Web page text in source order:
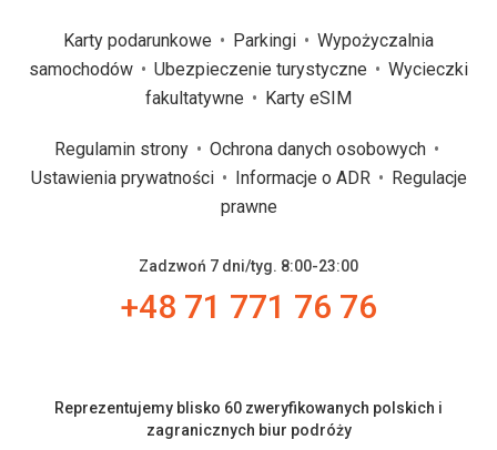
Karty podarunkowe Parkingi
Wypożyczalnia
samochodów
Ubezpieczenie turystyczne
Wycieczki
fakultatywne
Karty eSIM
Regulamin strony
Ochrona danych osobowych
Ustawienia prywatności
Informacje o ADR
Regulacje
prawne
Zadzwoń 7 dni/tyg. 8:00-23:00
+48 71 771 76 76
Reprezentujemy blisko 60 zweryfikowanych polskich i
zagranicznych biur podróży